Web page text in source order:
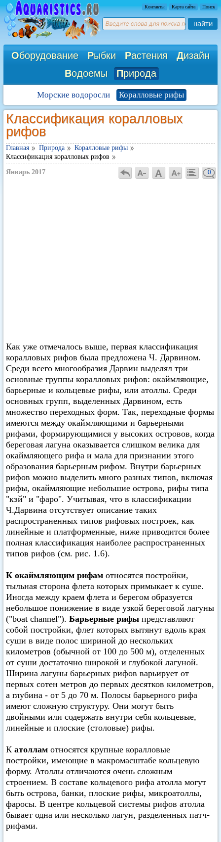
Контакты Карта сайта Поиск
найти
Оборудование Рыбки Растения Дизайн
Водоемы Природа
Морские водоросли Коралловые рифы
Классификация коралловых
рифов
Главная Природа
Коралловые рифы
Классификация коралловых рифов
Январь 2017 0
Как уже отмечалось выше, первая классификация
коралловых рифов была предложена Ч. Дарвином.
Среди всего многообразия Дарвин выделял три
основные группы коралловых рифов: окаймляющие,
барьерные и кольцевые рифы, или атоллы. Среди
основных групп, выделенных Дарвином, есть
множество переходных форм. Так, переходные формы
имеются между окаймляющими и барьерными
рифами, формирующимися у высоких островов, когда
береговая лагуна оказывается слишком велика для
окаймляющего рифа и мала для признании этого
образования барьерным рифом. Внутри барьерных
рифов можно выделить много разных типов, включая
рифы, окаймляющие небольшие острова, рифы типа
"кэй" и "фаро". Учитывая, что в классификации
Ч.Дарвина отсутствует описание таких
распространенных типов рифовых построек, как
линейные и платформенные, ниже приводится более
полная классификация наиболее распространенных
типов рифов (см. рис. 1.6).
К окаймляющим рифам относятся постройки,
тыльная сторона флета которых примыкает к суше.
Иногда между краем флета и берегом образуется
небольшое понижение в виде узкой береговой лагуны
("boat channel"). Барьерные рифы представляют
собой постройки, флет которых вытянут вдоль края
суши в виде полос шириной до нескольких
километров (обычной от 100 до 500 м), отделенных
от суши достаточно широкой и глубокой лагуной.
Ширина лагуны барьерных рифов варьирует от
первых сотен метров до первых десятков километров,
а глубина - от 5 до 70 м. Полосы барьерного рифа
имеют сложную структуру. Они могут быть
двойными или содержать внутри себя кольцевые,
линейные и плоские (столовые) рифы.
К атоллам относятся крупные коралловые
постройки, имеющие в макромасштабе кольцевую
форму. Атоллы отличаются очень сложным
строением. В составе кольцевого рифа атолла могут
быть острова, банки, плоские рифы, микроатоллы,
фаросы. В центре кольцевой системы рифов атолла
бывает одна или несколько лагун, разделенных патч-
рифами.